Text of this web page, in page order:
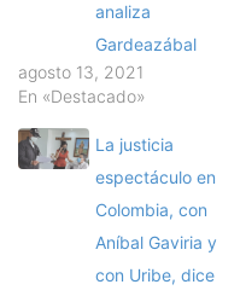
analiza
Gardeazábal
agosto 13, 2021
En «Destacado»
La justicia
espectáculo en
Colombia, con
Aníbal Gaviria y
con Uribe, dice